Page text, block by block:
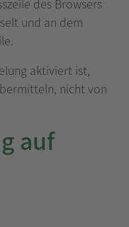
des Browsers
und an dem
aktiviert ist,
nicht von
auf